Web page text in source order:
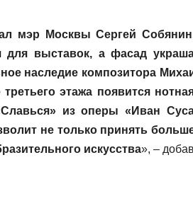
мэр Москвы Сергей
для выставок, а фасад
наследие композитора
третьего этажа появится
из оперы «Иван
не только принять
искусства», –